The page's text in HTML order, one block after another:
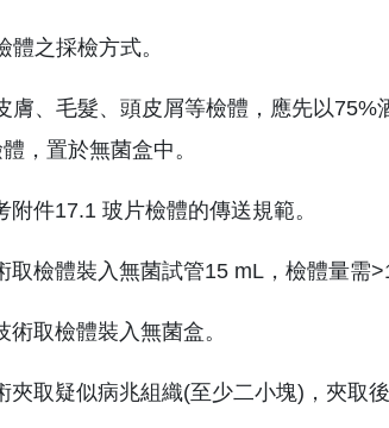
之採檢方式。
膚、毛髮、頭皮屑等檢體，應先以
，置於無菌盒中。
件17.1 玻片檢體的傳送規範。
取檢體裝入無菌試管15 mL，檢體量需
取檢體裝入無菌盒。
夾取疑似病兆組織(至少二小塊)，夾取